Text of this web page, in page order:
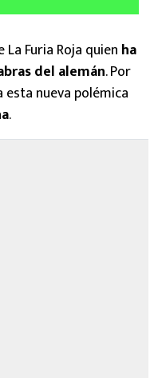
Furia Roja quien ha
del alemán. Por
nueva polémica
.